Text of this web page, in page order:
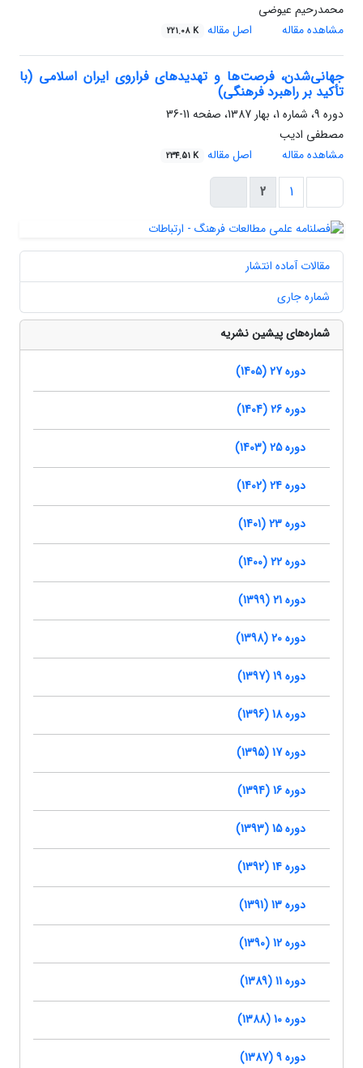
محمدرحیم عیوضی
مشاهده مقاله
اصل مقاله 221.08 K
جهانی‌شدن، فرصت‌ها و تهدیدهای فراروی ایران اسلامی (با
تأکید بر راهبرد فرهنگی)
دوره 9، شماره 1، بهار 1387، صفحه
11-36
مصطفی ادیب
مشاهده مقاله
اصل مقاله 234.51 K
1
2
مقالات آماده انتشار
شماره جاری
شماره‌های پیشین نشریه
دوره 27 (1405)
دوره 26 (1404)
دوره 25 (1403)
دوره 24 (1402)
دوره 23 (1401)
دوره 22 (1400)
دوره 21 (1399)
دوره 20 (1398)
دوره 19 (1397)
دوره 18 (1396)
دوره 17 (1395)
دوره 16 (1394)
دوره 15 (1393)
دوره 14 (1392)
دوره 13 (1391)
دوره 12 (1390)
دوره 11 (1389)
دوره 10 (1388)
دوره 9 (1387)